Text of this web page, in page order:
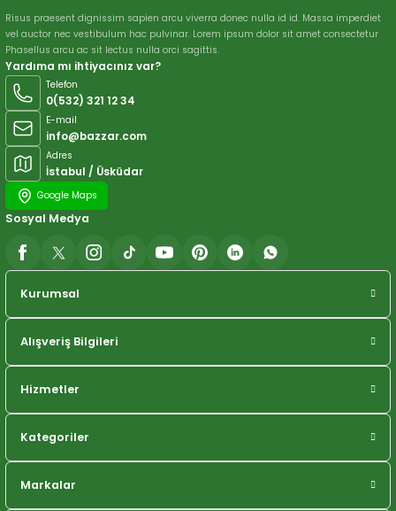
Risus praesent dignissim sapien arcu viverra donec nulla id id. Massa imperdiet
vel auctor nec vestibulum hac pulvinar. Lorem ipsum dolor sit amet consectetur
Phasellus arcu ac sit lectus nulla orci sagittis.
Yardıma mı ihtiyacınız var?
Telefon
0(532) 321 12 34
E-mail
info@bazzar.com
Adres
İstabul / Üsküdar
Google Maps
Kurumsal
Alışveriş Bilgileri
Hizmetler
Kategoriler
Markalar
Sosyal Medya